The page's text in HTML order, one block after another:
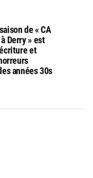
de « CA
Derry » est
et
années 30s